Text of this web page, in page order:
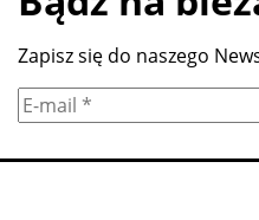
Zapisz się do naszego